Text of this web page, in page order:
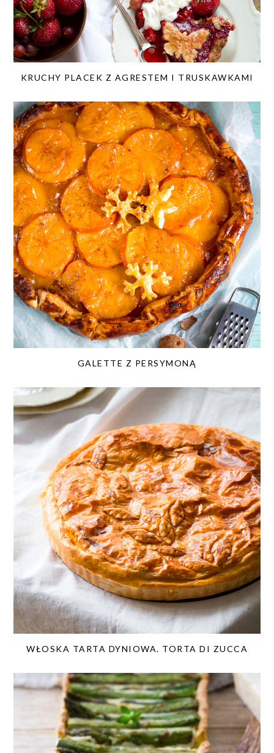
KRUCHY PLACEK Z AGRESTEM I TRUSKAWKAMI
GALETTE Z PERSYMONĄ
WŁOSKA TARTA DYNIOWA. TORTA DI ZUCCA